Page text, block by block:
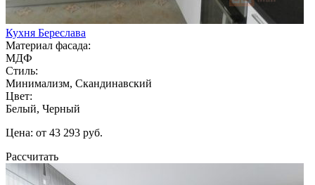
Кухня Береслава
Материал фасада:
МДФ
Стиль:
Минимализм, Скандинавский
Цвет:
Белый, Черный
Цена: от 43 293 руб.
Рассчитать